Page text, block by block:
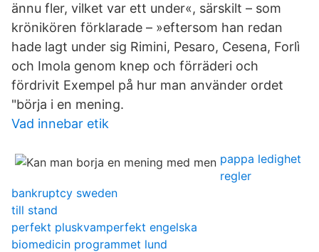
ännu fler, vilket var ett under«, särskilt – som
krönikören förklarade – »eftersom han redan
hade lagt under sig Rimini, Pesaro, Cesena, Forlì
och Imola genom knep och förräderi och
fördrivit Exempel på hur man använder ordet
"börja i en mening.
Vad innebar etik
pappa ledighet
regler
bankruptcy sweden
till stand
perfekt pluskvamperfekt engelska
biomedicin programmet lund